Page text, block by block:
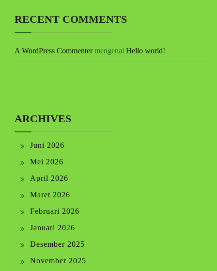
RECENT COMMENTS
A WordPress Commentermengenai Hello world!
ARCHIVES
Juni 2026
Mei 2026
April 2026
Maret 2026
Februari 2026
Januari 2026
Desember 2025
November 2025